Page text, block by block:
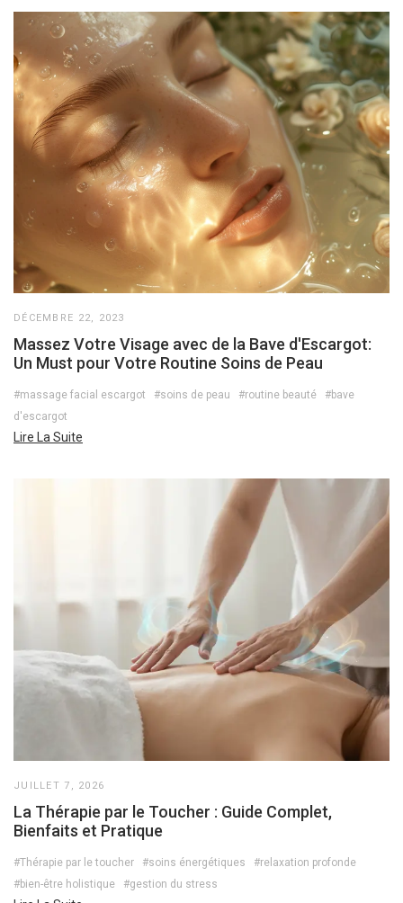
DÉCEMBRE 22, 2023
Massez Votre Visage avec de la Bave d'Escargot:
Un Must pour Votre Routine Soins de Peau
#massage facial escargot #soins de peau #routine beauté
#bave
d'escargot
Lire La Suite
JUILLET 7, 2026
La Thérapie par le Toucher : Guide Complet,
Bienfaits et Pratique
#Thérapie par le toucher #soins énergétiques
#relaxation profonde
#bien-être holistique
#gestion du stress